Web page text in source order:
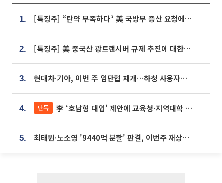
1. [특징주] “탄약 부족하다“ 美 국방부 증산 요청에⋯국내 방산주 급등세
2. [특징주] 美 중국산 광트랜시버 규제 추진에 대한광통신 등 광통신株 강세
3. 현대차·기아, 이번 주 임단협 재개…하청 사용자성 재심도 ‘변수’
4. 단독 李 ‘호남형 대입’ 제안에 교육청·지역대학 서·논술형 입시 연계 '착수'
5. 최태원·노소영 '9440억 분할' 판결, 이번주 재상고 여부 주목